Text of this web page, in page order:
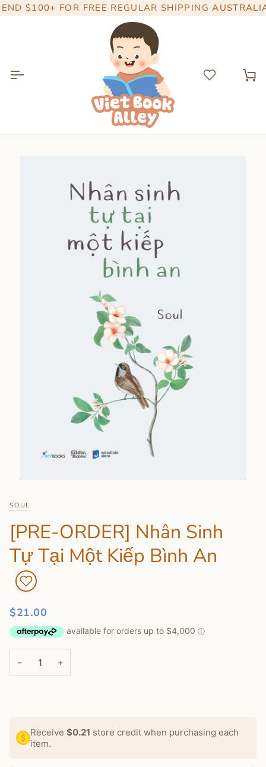
Skip
to
$100+FOR FREE REGULAR SHIPPINGAUSTRALIA
SOUL
[PRE-ORDER] Nhân Sinh
Tự Tại Một Kiếp Bình An
$21.00
− +
Receive $0.21 store credit when purchasing each
item.